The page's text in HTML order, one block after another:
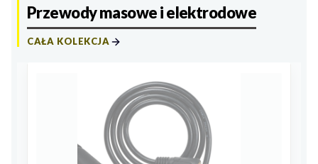
Przewody masowe i elektrodowe
CAŁA KOLEKCJA